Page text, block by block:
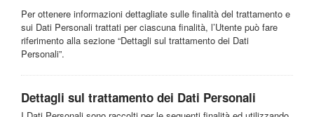
Per ottenere informazioni dettagliate sulle finalità del trattamento e
sui Dati Personali trattati per ciascuna finalità, l’Utente può fare
riferimento alla sezione “Dettagli sul trattamento dei Dati
Personali”.
Dettagli sul trattamento dei Dati Personali